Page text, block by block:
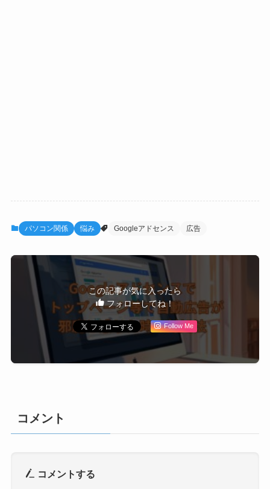
パソコン関係 悩み Googleアドセンス 広告
この記事が気に入ったら
フォローしてね！
Follow Me
コメント
コメントする